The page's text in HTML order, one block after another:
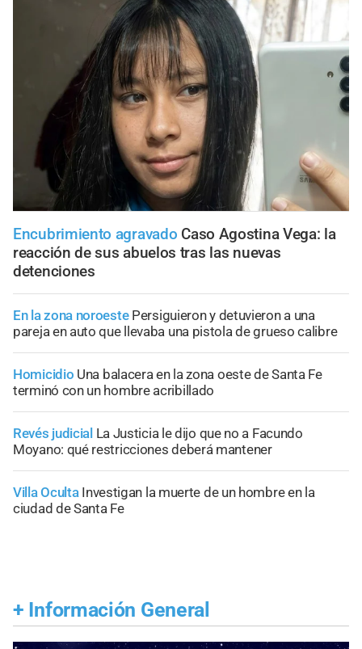
Encubrimiento agravado Caso Agostina Vega: la
reacción de sus abuelos tras las nuevas
detenciones
En la zona noroeste Persiguieron y detuvieron a una
pareja en auto que llevaba una pistola de grueso calibre
Homicidio Una balacera en la zona oeste de Santa Fe
terminó con un hombre acribillado
Revés judicial La Justicia le dijo que no a Facundo
Moyano: qué restricciones deberá mantener
Villa Oculta Investigan la muerte de un hombre en la
ciudad de Santa Fe
+ Información General